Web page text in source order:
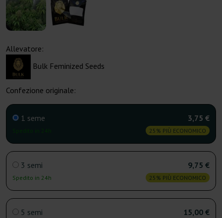
Allevatore:
Bulk Feminized Seeds
Confezione originale:
1 seme 3,75 €
25% PIÙ ECONOMICO
3 semi
Spedito in 24h
9,75 €
25% PIÙ ECONOMICO
5 semi 15,00 €